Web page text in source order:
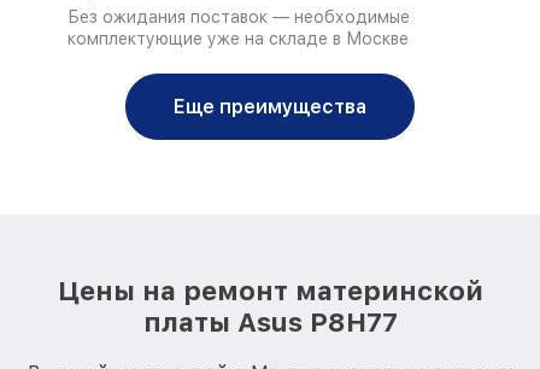
Без ожидания поставок — необходимые
комплектующие уже на складе в Москве
Еще преимущества
Цены на ремонт материнской
платы Asus P8H77